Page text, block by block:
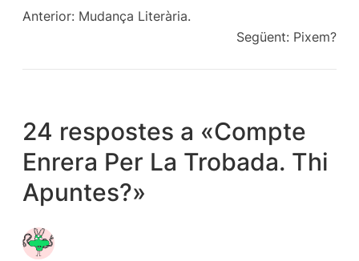
Anterior: Mudança Literària.
Següent: Pixem?
24 respostes a «Compte
Enrera Per La Trobada. Thi
Apuntes?»